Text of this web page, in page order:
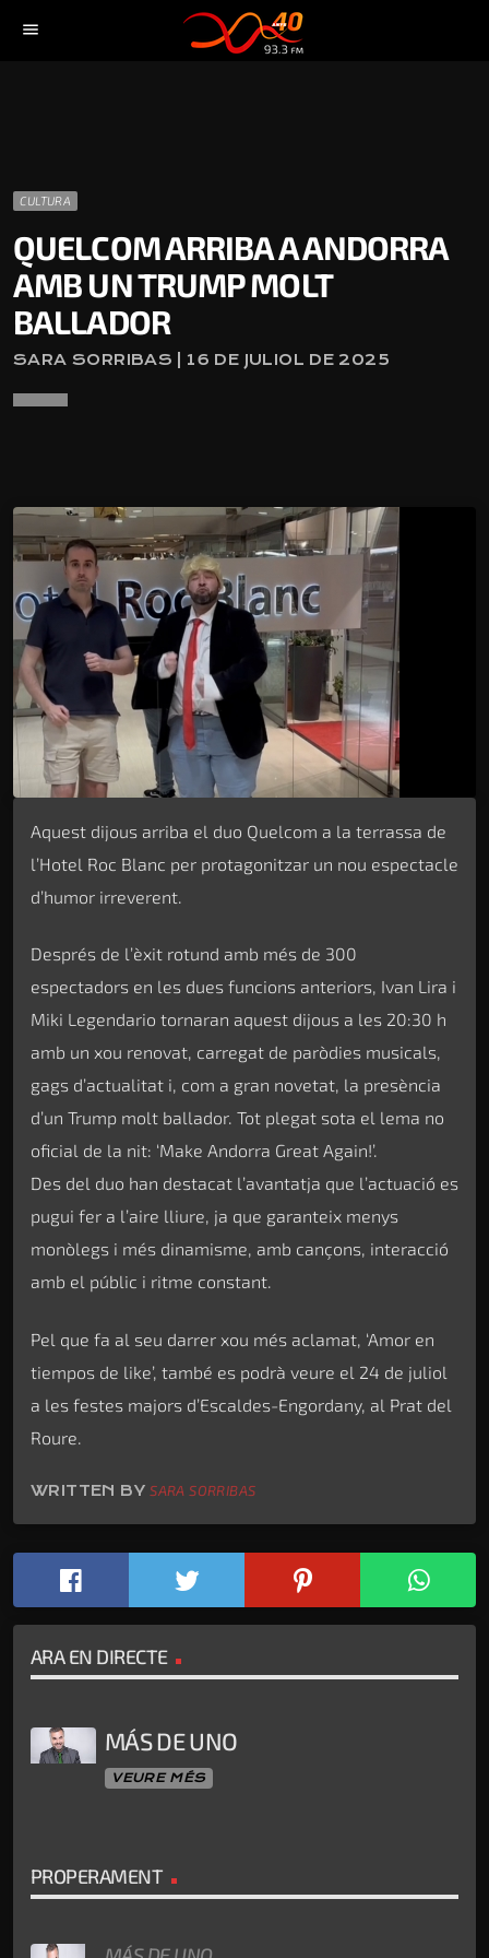
menu
CULTURA
QUELCOM ARRIBA A ANDORRA
AMB UN TRUMP MOLT
BALLADOR
SARA SORRIBAS | 16 DE JULIOL DE 2025
Aquest dijous arriba el duo Quelcom a la terrassa de
l’Hotel Roc Blanc per protagonitzar un nou espectacle
d’humor irreverent.
Després de l’èxit rotund amb més de 300
espectadors en les dues funcions anteriors, Ivan Lira i
Miki Legendario tornaran aquest dijous a les 20:30 h
amb un xou renovat, carregat de paròdies musicals,
gags d’actualitat i, com a gran novetat, la presència
d’un Trump molt ballador. Tot plegat sota el lema no
oficial de la nit: ‘Make Andorra Great Again!’.
Des del duo han destacat l’avantatja que l’actuació es
pugui fer a l’aire lliure, ja que garanteix menys
monòlegs i més dinamisme, amb cançons, interacció
amb el públic i ritme constant.
Pel que fa al seu darrer xou més aclamat, ‘Amor en
tiempos de like’, també es podrà veure el 24 de juliol
a les festes majors d’Escaldes-Engordany, al Prat del
Roure.
WRITTEN BY SARA SORRIBAS
ARA EN DIRECTE
MÁS DE UNO
VEURE MÉS
PROPERAMENT